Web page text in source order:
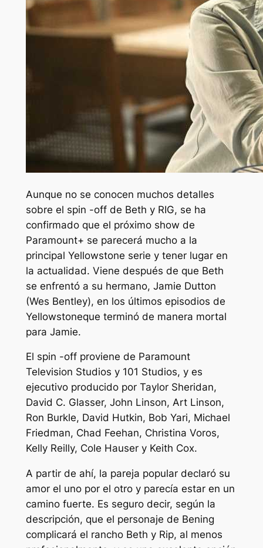
Aunque no se conocen muchos detalles
sobre el spin -off de Beth y RIG, se ha
confirmado que el próximo show de
Paramount+ se parecerá mucho a la
principal Yellowstone serie y tener lugar en
la actualidad. Viene después de que Beth
se enfrentó a su hermano, Jamie Dutton
(Wes Bentley), en los últimos episodios de
Yellowstoneque terminó de manera mortal
para Jamie.
El spin -off proviene de Paramount
Television Studios y 101 Studios, y es
ejecutivo producido por Taylor Sheridan,
David C. Glasser, John Linson, Art Linson,
Ron Burkle, David Hutkin, Bob Yari, Michael
Friedman, Chad Feehan, Christina Voros,
Kelly Reilly, Cole Hauser y Keith Cox.
A partir de ahí, la pareja popular declaró su
amor el uno por el otro y parecía estar en un
camino fuerte. Es seguro decir, según la
descripción, que el personaje de Bening
complicará el rancho Beth y Rip, al menos